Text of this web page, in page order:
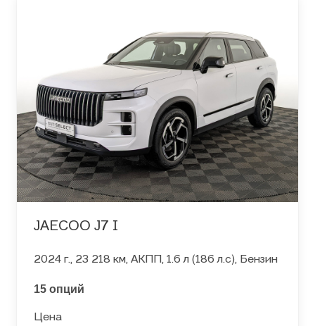
JAECOO J7 I
2024 г., 23 218 км, АКПП, 1.6 л (186 л.с), Бензин
15 опций
Цена